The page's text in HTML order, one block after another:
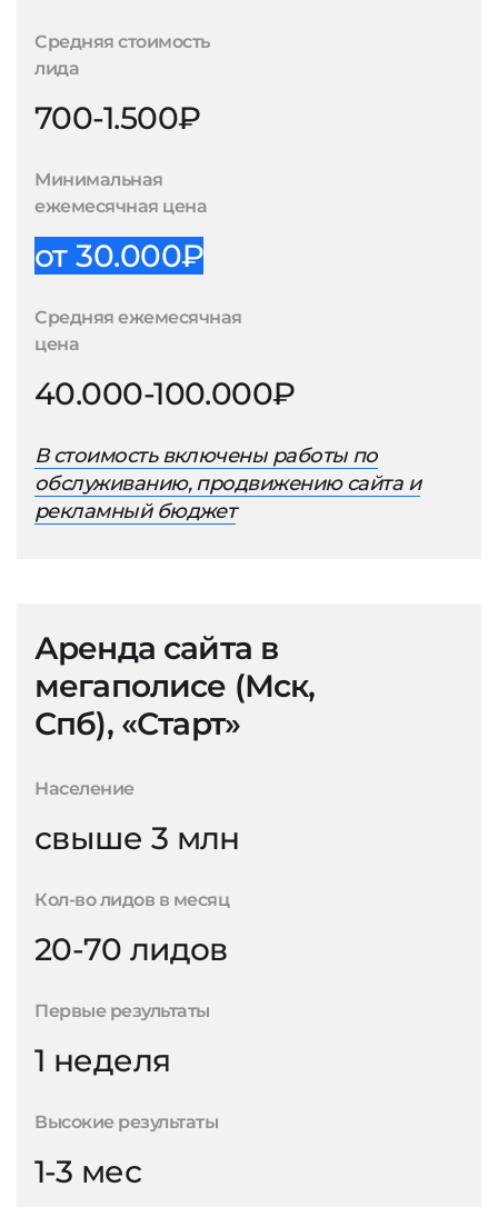
Средняя стоимость
лида
700-1.500₽
Минимальная
ежемесячная цена
от 30.000₽
Средняя ежемесячная
цена
40.000-100.000₽
В стоимость включены работы по
обслуживанию, продвижению сайта и
рекламный бюджет
Аренда сайта в
мегаполисе (Мск,
Спб), «Старт»
Население
свыше 3 млн
Кол-во лидов в месяц
20-70 лидов
Первые результаты
1 неделя
Высокие результаты
1-3 мес